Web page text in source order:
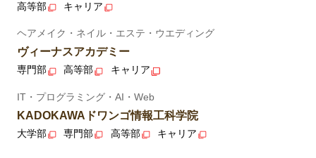
高等部 キャリア
ヘアメイク・ネイル・エステ・ウエディング
ヴィーナスアカデミー
専門部 高等部 キャリア
IT・プログラミング・AI・Web
KADOKAWAドワンゴ情報工科学院
大学部 専門部 高等部 キャリア